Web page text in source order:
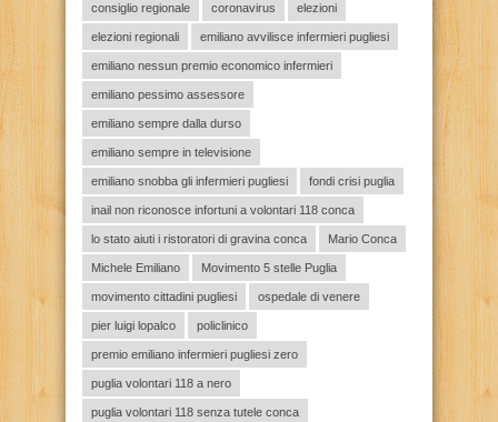
consiglio regionale coronavirus elezioni
elezioni regionali emiliano avvilisce infermieri pugliesi
emiliano nessun premio economico infermieri
emiliano pessimo assessore
emiliano sempre dalla durso
emiliano sempre in televisione
emiliano snobba gli infermieri pugliesi fondi crisi puglia
inail non riconosce infortuni a volontari 118 conca
lo stato aiuti i ristoratori di gravina conca Mario Conca
Michele Emiliano Movimento 5 stelle Puglia
movimento cittadini pugliesi ospedale di venere
pier luigi lopalco policlinico
premio emiliano infermieri pugliesi zero
puglia volontari 118 a nero
puglia volontari 118 senza tutele conca